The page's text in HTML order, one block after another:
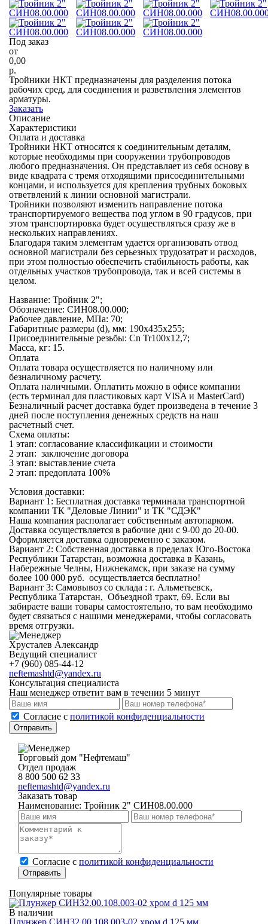
Под заказ
от
0,00
р.
Тройники НКТ предназначены для разделения потока
рабочих сред, для соединения и разветвления элементов
арматуры.
Заказать
Описание
Характеристики
Оплата и доставка
Тройники НКТ относятся к соединительным деталям,
которые необходимы при сооружении трубопроводов
любого предназначения. Он представляет из себя основу в
виде квадрата с тремя отходящими присоединительными
концами, и используется для крепления трубных боковых
ответвлений к линии основной магистрали.
Тройники позволяют изменить направление потока
транспортируемого вещества под углом в 90 градусов, при
этом транспортировка будет осуществляться сразу же в
нескольких направлениях.
Благодаря таким элементам удается организовать отвод
основной магистрали без серьезных трудозатрат и расходов,
при этом полностью обеспечить стабильность работы, как
отдельных участков трубопровода, так и всей системы в
целом.
Название: Тройник 2";
Обозначение: СИН08.00.000;
Рабочее давление, МПа: 70;
Габаритные размеры (d), мм: 190х435х255;
Присоединительные резьбы: Cn Tr100x12,7;
Масса, кг: 15.
Оплата
Оплата товара осуществляется по наличному или
безналичному расчету.
Оплата наличными. Оплатить можно в офисе компании
(есть терминал для пластиковых карт VISA и MasterCard)
Безналичный расчет доставка будет произведена в течение 3
дней после поступления денежных средств на наш
расчетный счет.
Схема оплаты:
1 этап: согласование классификации и стоимости
2 этап: заключение договора
3 этап: выставление счета
2 этап: предоплата 100%
Условия доставки:
Вариант 1: Бесплатная доставка терминала транспортной
компании ТК "Деловые Линии" и ТК "СДЭК"
Наша компания располагает собственным автопарком.
Доставка осуществляется в рабочие дни с 9-00 до 20-00.
Оформляется доставка одновременно с заказом.
Вариант 2: Собственная доставка в пределах Юго-Востока
Республики Татарстан, возможна доставка в Казань,
Набережные Челны, Нижнекамск, при заказе на сумму
более 100 000 руб. осуществляется бесплатно!
Вариант 3: Самовывоз со склада : г. Альметьевск,
Республика Татарстан, Объездной тракт, 69. Если вы
забираете ваши товары самостоятельно, то вам необходимо
будет связаться с нашими менеджерами, чтобы согласовать
время отгрузки.
Хрусталев Александр
Ведущий специалист
+7 (960) 085-44-12
neftemashtd@yandex.ru
Консультация специалиста
Наш менеджер ответит вам в течении 5 минут
Cогласие с политикой конфиденциальности
Отправить
Торговый дом "Нефтемаш"
Отдел продаж
8 800 500 62 33
neftemashtd@yandex.ru
Заказать товар
Наименование: Тройник 2" СИН08.00.000
Cогласие с политикой конфиденциальности
Отправить
Популярные товары
В наличии
Плунжер СИН32.00.108.003-02 хром d 125 мм